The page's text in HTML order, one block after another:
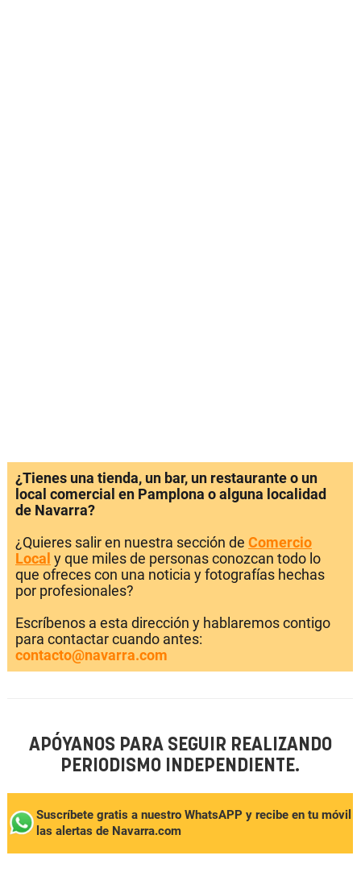
¿Tienes una tienda, un bar, un restaurante o un
local comercial en Pamplona o alguna localidad
de Navarra?
¿Quieres salir en nuestra sección de Comercio
Local y que miles de personas conozcan todo lo
que ofreces con una noticia y fotografías hechas
por profesionales?
Escríbenos a esta dirección y hablaremos contigo
para contactar cuando antes:
contacto@navarra.com
APÓYANOS PARA SEGUIR REALIZANDO
PERIODISMO INDEPENDIENTE.
Suscríbete gratis a nuestro WhatsAPP y recibe en tu móvil
las alertas de Navarra.com